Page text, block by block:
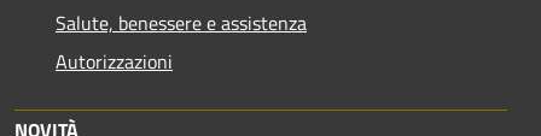
Salute, benessere e assistenza
Autorizzazioni
NOVITÀ